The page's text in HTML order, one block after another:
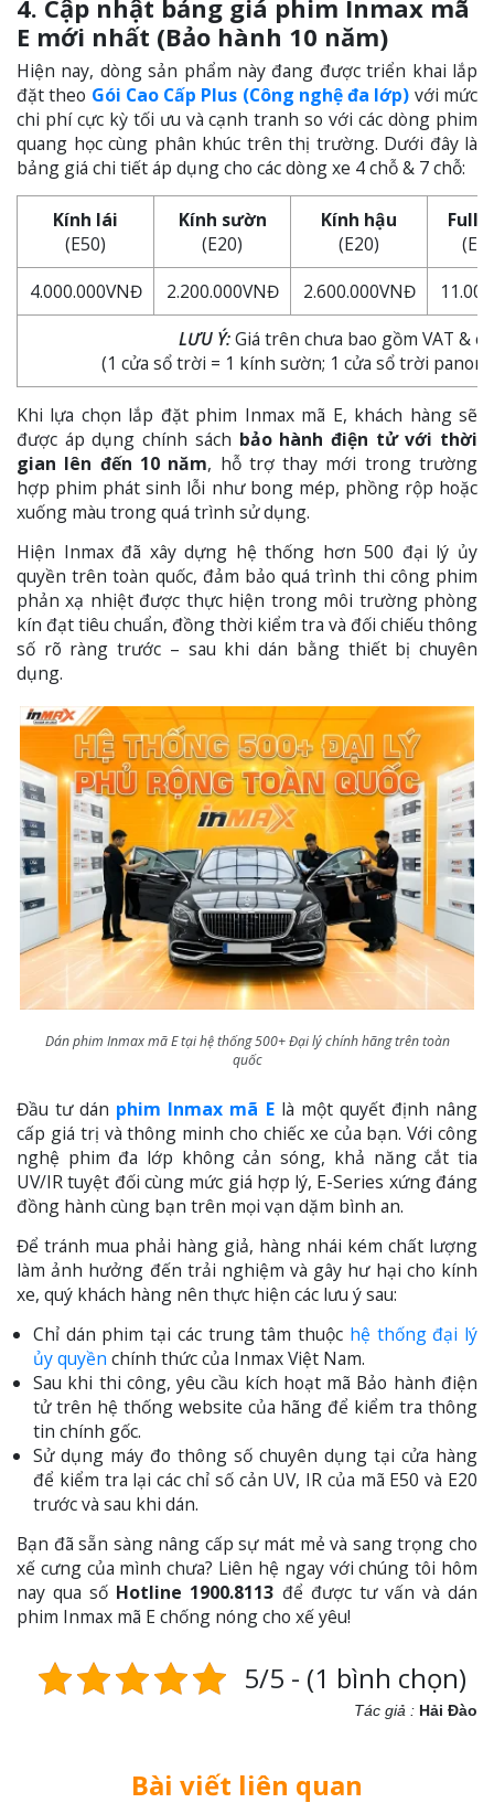
4. Cập nhật bảng giá phim Inmax mã
E mới nhất (Bảo hành 10 năm)
Hiện nay, dòng sản phẩm này đang được triển khai lắp
đặt theo Gói Cao Cấp Plus (Công nghệ đa lớp) với mức
chi phí cực kỳ tối ưu và cạnh tranh so với các dòng phim
quang học cùng phân khúc trên thị trường. Dưới đây là
bảng giá chi tiết áp dụng cho các dòng xe 4 chỗ & 7 chỗ:
Kính lái
(E50)
Kính sườn
(E20)
Kính hậu
(E20)
Full
4.000.000VNĐ
2.200.000VNĐ 2.600.000VNĐ
LƯU Ý:Giá trên chưa bao gồm VAT &
(1 cửa sổ trời = 1 kính sườn; 1 cửa sổ trời
Khi lựa chọn lắp đặt phim Inmax mã E, khách hàng sẽ
được áp dụng chính sách bảo hành điện tử với thời
gian lên đến 10 năm, hỗ trợ thay mới trong trường
hợp phim phát sinh lỗi như bong mép, phồng rộp hoặc
xuống màu trong quá trình sử dụng.
Hiện Inmax đã xây dựng hệ thống hơn 500 đại lý ủy
quyền trên toàn quốc, đảm bảo quá trình thi công phim
phản xạ nhiệt được thực hiện trong môi trường phòng
kín đạt tiêu chuẩn, đồng thời kiểm tra và đối chiếu thông
số rõ ràng trước – sau khi dán bằng thiết bị chuyên
dụng.
Dán phim Inmax mã E tại hệ thống 500+ Đại lý chính hãng trên toàn
quốc
Đầu tư dán phim Inmax mã Elà một quyết định nâng
cấp giá trị và thông minh cho chiếc xe của bạn. Với công
nghệ phim đa lớp không cản sóng, khả năng cắt tia
UV/IR tuyệt đối cùng mức giá hợp lý, E-Series xứng đáng
đồng hành cùng bạn trên mọi vạn dặm bình an.
Để tránh mua phải hàng giả, hàng nhái kém chất lượng
làm ảnh hưởng đến trải nghiệm và gây hư hại cho kính
xe, quý khách hàng nên thực hiện các lưu ý sau:
Chỉ dán phim tại các trung tâm thuộc hệ thống đại lý
ủy quyền chính thức của Inmax Việt Nam.
Sau khi thi công, yêu cầu kích hoạt mã Bảo hành điện
tử trên hệ thống website của hãng để kiểm tra thông
tin chính gốc.
Sử dụng máy đo thông số chuyên dụng tại cửa hàng
để kiểm tra lại các chỉ số cản UV, IR của mã E50 và E20
trước và sau khi dán.
Bạn đã sẵn sàng nâng cấp sự mát mẻ và sang trọng cho
xế cưng của mình chưa? Liên hệ ngay với chúng tôi hôm
nay qua số Hotline 1900.8113 để được tư vấn và dán
phim Inmax mã E chống nóng cho xế yêu!
5/5 - (1 bình chọn)
Tác giả : Hải Đào
Bài viết liên quan